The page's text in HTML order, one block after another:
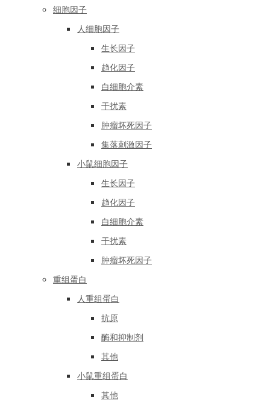
细胞因子
人细胞因子
生长因子
趋化因子
白细胞介素
干扰素
肿瘤坏死因子
集落刺激因子
小鼠细胞因子
生长因子
趋化因子
白细胞介素
干扰素
肿瘤坏死因子
重组蛋白
人重组蛋白
抗原
酶和抑制剂
其他
小鼠重组蛋白
其他